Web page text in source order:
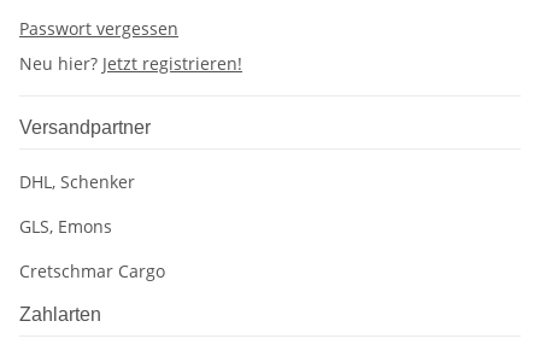
Passwort vergessen
Neu hier? Jetzt registrieren!
Versandpartner
DHL, Schenker
GLS, Emons
Cretschmar Cargo
Zahlarten